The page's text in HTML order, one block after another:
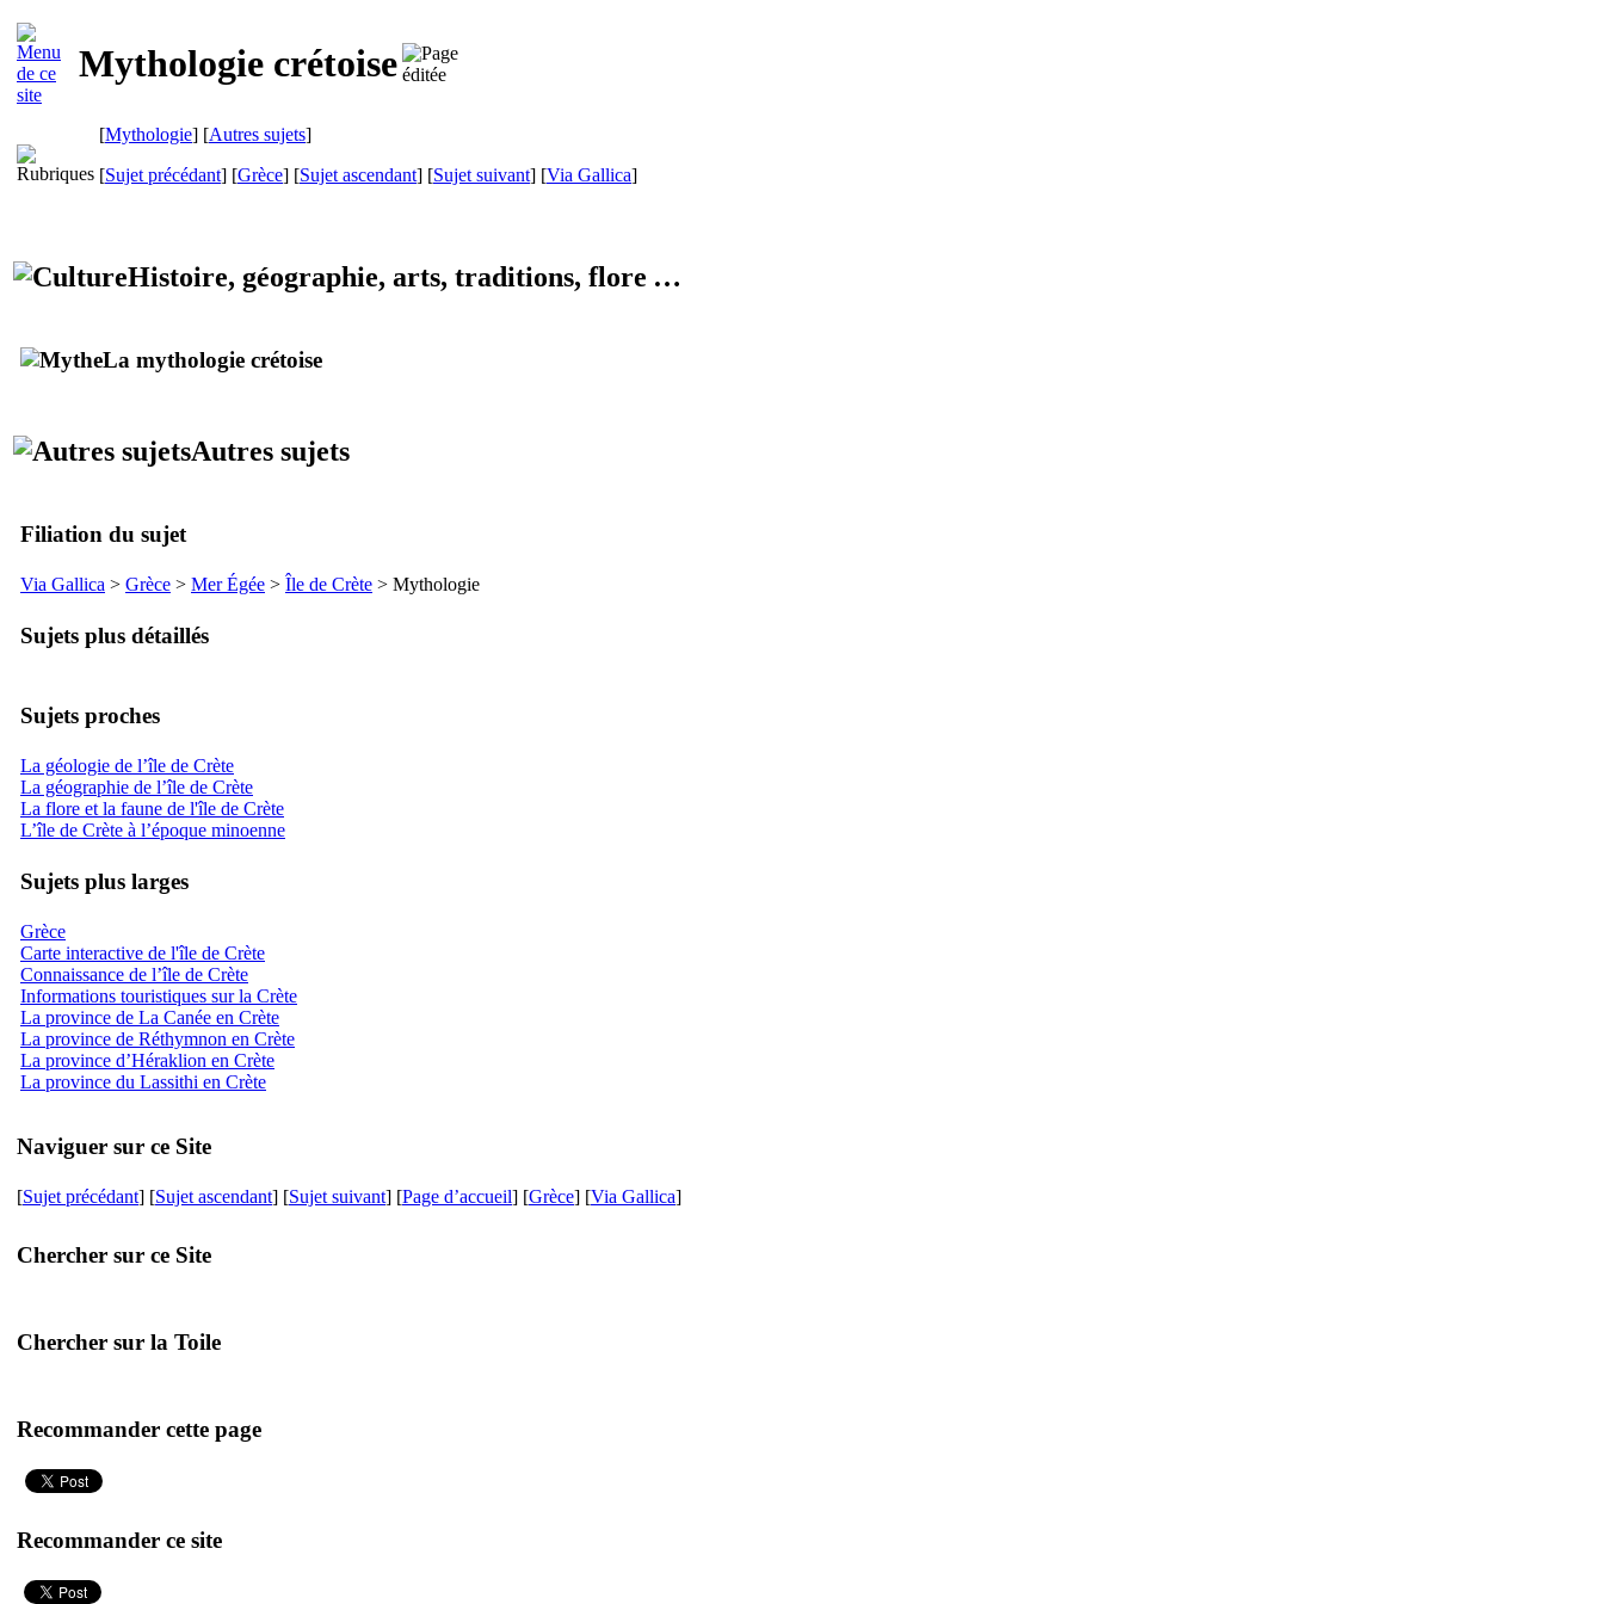
Mythologie crétoise
[Mythologie] [Autres sujets]
[Sujet précédant] [Grèce] [Sujet ascendant] [Sujet suivant] [Via Gallica]
Histoire, géographie, arts, traditions, flore …
La mythologie crétoise
Autres sujets
Filiation du sujet
Via Gallica > Grèce > Mer Égée > Île de Crète > Mythologie
Sujets plus détaillés
Sujets proches
La géologie de l’île de Crète
La géographie de l’île de Crète
La flore et la faune de l'île de Crète
L’île de Crète à l’époque minoenne
Sujets plus larges
Grèce
Carte interactive de l'île de Crète
Connaissance de l’île de Crète
Informations touristiques sur la Crète
La province de La Canée en Crète
La province de Réthymnon en Crète
La province d’Héraklion en Crète
La province du Lassithi en Crète
Naviguer sur ce Site
[Sujet précédant] [Sujet ascendant] [Sujet suivant] [Page d’accueil] [Grèce] [Via Gallica]
Chercher sur ce Site
Chercher sur la Toile
Recommander cette page
Recommander ce site